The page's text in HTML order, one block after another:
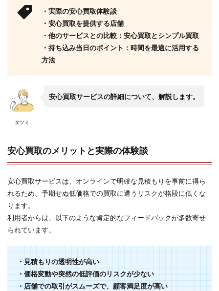
・実際の安心買取体験談
・安心買取を提供する店舗
・他のサービスとの比較：安心買取とシンプル買取
・持ち込み当日のポイント：時間を最適に活用する
方法
タツミ
安心買取サービスの詳細について、解説します。
安心買取のメリットと実際の体験談
安心買取サービスは、オンラインで明確な見積もりを事前に得ら
れるため、予期せぬ低価格での買取に遭うリスクが格段に低くな
ります。
利用者からは、以下のような肯定的なフィードバックが多数寄せ
られています。
・見積もりの透明性が高い
・価格変動や突然の低評価のリスクが少ない
・店舗での取引がスムーズで、顧客満足度が高い